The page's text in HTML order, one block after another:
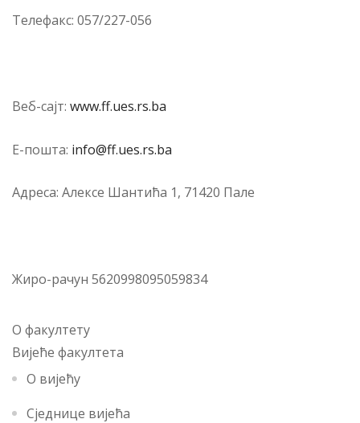
Телефакс: 057/227-056
Веб-сајт: www.ff.ues.rs.ba
Е-по­шта: info@ff.ues.rs.ba
Адре­са: Алек­се Шан­ти­ћа 1, 71420 Па­ле
Жи­ро-ра­чун 5620998095059834
О факултету
Вијеће факултета
О вијећу
Сједнице вијећа